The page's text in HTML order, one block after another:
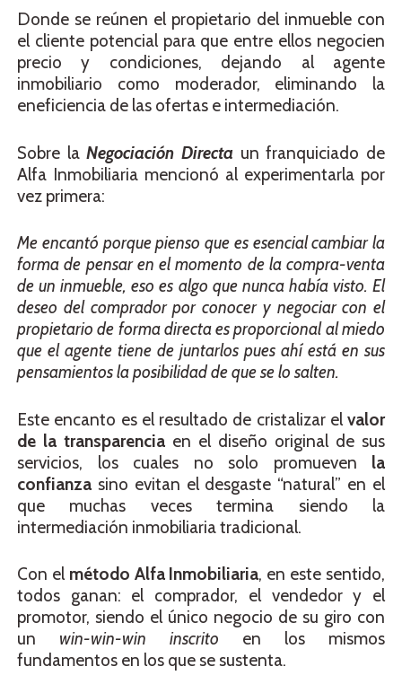
Donde se reúnen el propietario del inmueble con
el cliente potencial para que entre ellos negocien
precio y condiciones, dejando al agente
inmobiliario como moderador, eliminando la
eneficiencia de las ofertas e intermediación.
Sobre laNegociación Directa un franquiciado de
Alfa Inmobiliaria mencionó al experimentarla por
vez primera:
Me encantó porque pienso que es esencial cambiar la
forma de pensar en el momento de la compra-venta
de un inmueble, eso es algo que nunca había visto. El
deseo del comprador por conocer y negociar con el
propietario de forma directa es proporcional al miedo
que el agente tiene de juntarlos pues ahí está en sus
pensamientos la posibilidad de que se lo salten.
Este encanto es el resultado de cristalizar el valor
de la transparencia en el diseño original de sus
servicios, los cuales no solo promueven la
confianza sino evitan el desgaste “natural” en el
que muchas veces termina siendo la
intermediación inmobiliaria tradicional.
Con el método Alfa Inmobiliaria, en este sentido,
todos ganan: el comprador, el vendedor y el
promotor, siendo el único negocio de su giro con
un win-win-win inscrito en los mismos
fundamentos en los que se sustenta.